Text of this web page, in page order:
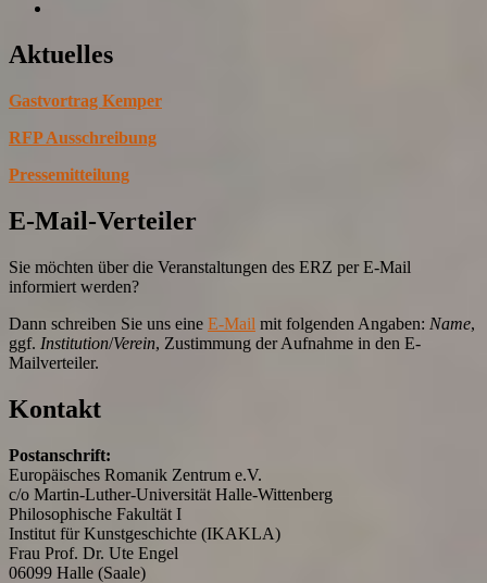
Aktuelles
Gastvortrag Kemper
RFP Ausschreibung
Pressemitteilung
E-Mail-Verteiler
Sie möchten über die Veranstaltungen des ERZ per E-Mail
informiert werden?
Dann schreiben Sie uns eine E-Mail mit folgenden Angaben: Name,
ggf. Institution/Verein, Zustimmung der Aufnahme in den E-
Mailverteiler.
Kontakt
Postanschrift:
Europäisches Romanik Zentrum e.V.
c/o Martin-Luther-Universität Halle-Wittenberg
Philosophische Fakultät I
Institut für Kunstgeschichte (IKAKLA)
Frau Prof. Dr. Ute Engel
06099 Halle (Saale)